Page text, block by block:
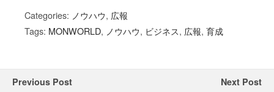
Categories: ノウハウ, 広報
Tags: MONWORLD, ノウハウ, ビジネス, 広報, 育成
Previous Post Next Post